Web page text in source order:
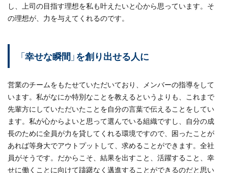
し、上司の目指す理想を私も叶えたいと心から思っています。そ
の理想が、力を与えてくれるのです。
「幸せな瞬間」を創り出せる人に
営業のチームをもたせていただいており、メンバーの指導をして
います。私がなにか特別なことを教えるというよりも、これまで
先輩方にしていただいたことを自分の言葉で伝えることをしてい
ます。私が心からよいと思って選んでいる組織ですし、自分の成
長のために全員が力を貸してくれる環境ですので、困ったことが
あれば等身大でアウトプットして、求めることができます。全社
員がそうです。だからこそ、結果を出すこと、活躍すること、幸
せに働くことに向けて躊躇なく邁進することができるのだと思い